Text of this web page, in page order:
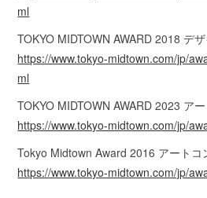
ml
TOKYO MIDTOWN AWARD 2018 デ
https://www.tokyo-midtown.com/jp/
ml
TOKYO MIDTOWN AWARD 2023 ア
https://www.tokyo-midtown.com/jp/
Tokyo Midtown Award 2016 アートコ
https://www.tokyo-midtown.com/jp/